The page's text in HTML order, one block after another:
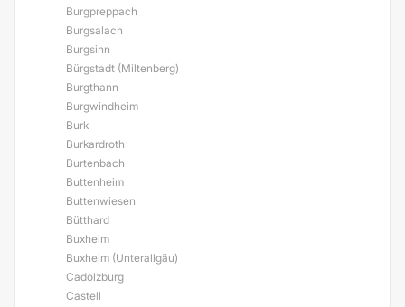
Burgpreppach
Burgsalach
Burgsinn
Bürgstadt (Miltenberg)
Burgthann
Burgwindheim
Burk
Burkardroth
Burtenbach
Buttenheim
Buttenwiesen
Bütthard
Buxheim
Buxheim (Unterallgäu)
Cadolzburg
Castell